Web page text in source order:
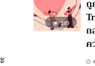
219
ถู
ก
ค